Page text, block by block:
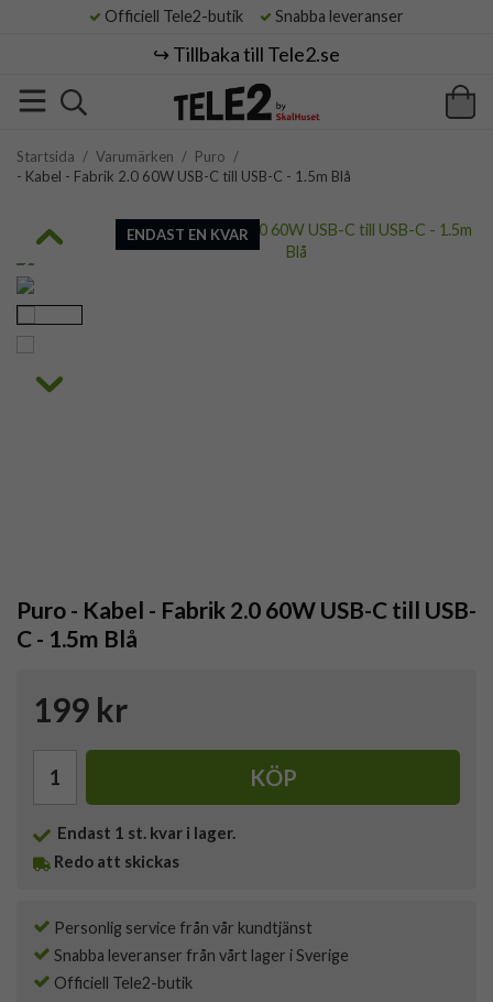
Officiell Tele2-butik Snabba leveranser
↪️ Tillbaka till Tele2.se
Startsida / Varumärken / Puro /
- Kabel - Fabrik 2.0 60W USB-C till USB-C - 1.5m Blå
ENDAST EN KVAR
Puro - Kabel - Fabrik 2.0 60W USB-C till USB-
C - 1.5m Blå
199 kr
KÖP
Endast 1 st. kvar i lager.
Redo att skickas
Personlig service från vår kundtjänst
Snabba leveranser från vårt lager i Sverige
Officiell Tele2-butik